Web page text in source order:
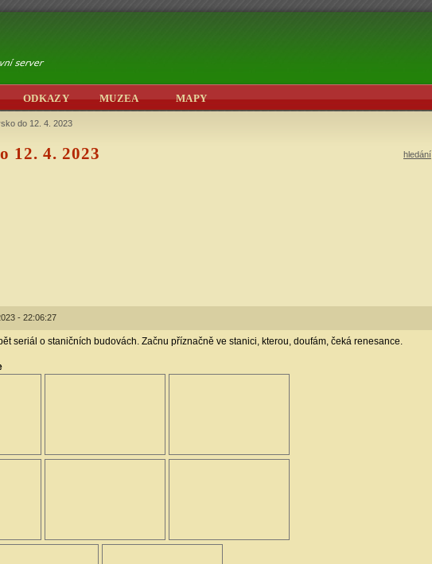
ODKAZY MUZEA MAPY
do 12. 4. 2023
12. 4. 2023 hledání
- 22:06:27
seriál o staničních budovách. Začnu příznačně ve stanici, kterou, doufám, čeká renesance.